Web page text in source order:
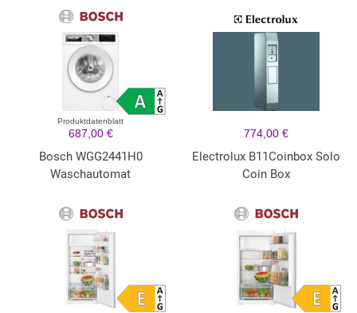
Produktdatenblatt
687,00 €
Bosch WGG2441H0
Waschautomat
774,00 €
Electrolux B11Coinbox Solo
Coin Box